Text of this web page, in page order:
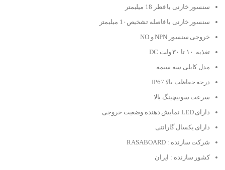
سنسور خازنی با قطر 18 میلیمتر
سنسور خازنی با فاصله تشخیص1۰ میلیمتر
خروجی سنسور NPN و NO
تغذیه ۱۰ تا ۳۰ ولت DC
مدل کابلی سه سیمه
درجه حفاظت بالا IP67
سرعت سوییچینگ بالا
دارای LED نمایش دهنده وضعیت خروجی
دارای یکسال گارانتی
شرکت سازنده : RASABOARD
کشور سازنده : ایران